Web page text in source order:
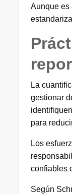
Aunque es
La
gestionar
para
Los
confiables
Según